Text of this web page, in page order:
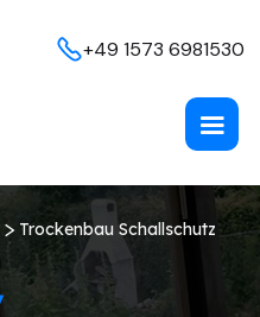
+49 1573 6981530
Trockenbau Schallschutz